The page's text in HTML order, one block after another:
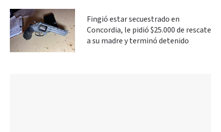
Fingió estar secuestrado en
Concordia, le pidió $25.000 de rescate
a su madre y terminó detenido